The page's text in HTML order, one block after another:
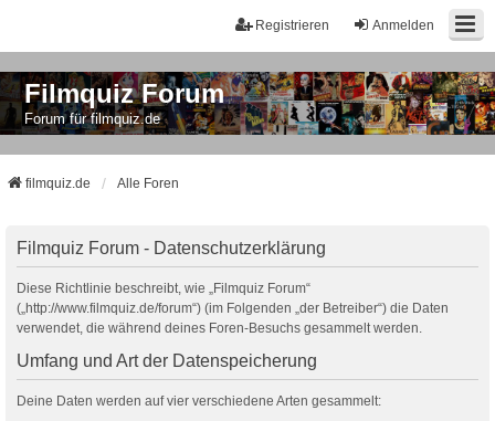
Anmelden
Registrieren
Filmquiz Forum
Forum für filmquiz.de
filmquiz.de Alle Foren
Filmquiz Forum - Datenschutzerklärung
Diese Richtlinie beschreibt, wie „Filmquiz Forum“
(„http://www.filmquiz.de/forum“) (im Folgenden „der Betreiber“) die Daten
verwendet, die während deines Foren-Besuchs gesammelt werden.
Umfang und Art der Datenspeicherung
Deine Daten werden auf vier verschiedene Arten gesammelt: